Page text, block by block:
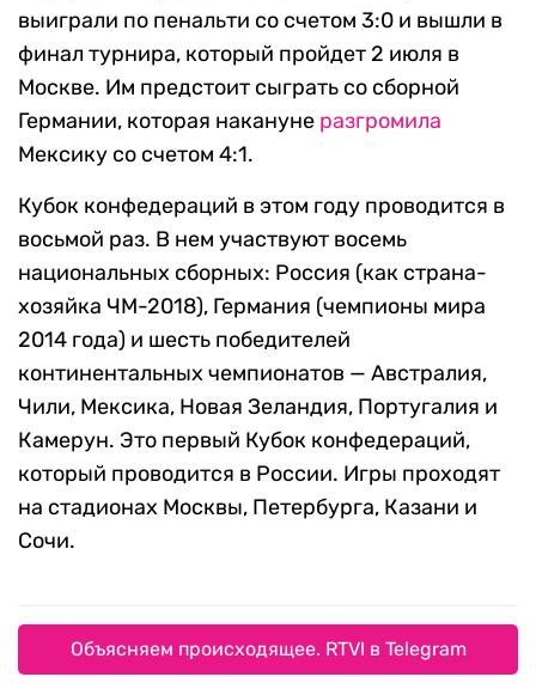
выиграли по пенальти со счетом 3:0 и вышли в
финал турнира, который пройдет 2 июля в
Москве. Им предстоит сыграть со сборной
Германии, которая накануне разгромила
Мексику со счетом 4:1.
Кубок конфедераций в этом году проводится в
восьмой раз. В нем участвуют восемь
национальных сборных: Россия (как страна-
хозяйка ЧМ-2018), Германия (чемпионы мира
2014 года) и шесть победителей
континентальных чемпионатов — Австралия,
Чили, Мексика, Новая Зеландия, Португалия и
Камерун. Это первый Кубок конфедераций,
который проводится в России. Игры проходят
на стадионах Москвы, Петербурга, Казани и
Сочи.
Объясняем происходящее. RTVI в Telegram